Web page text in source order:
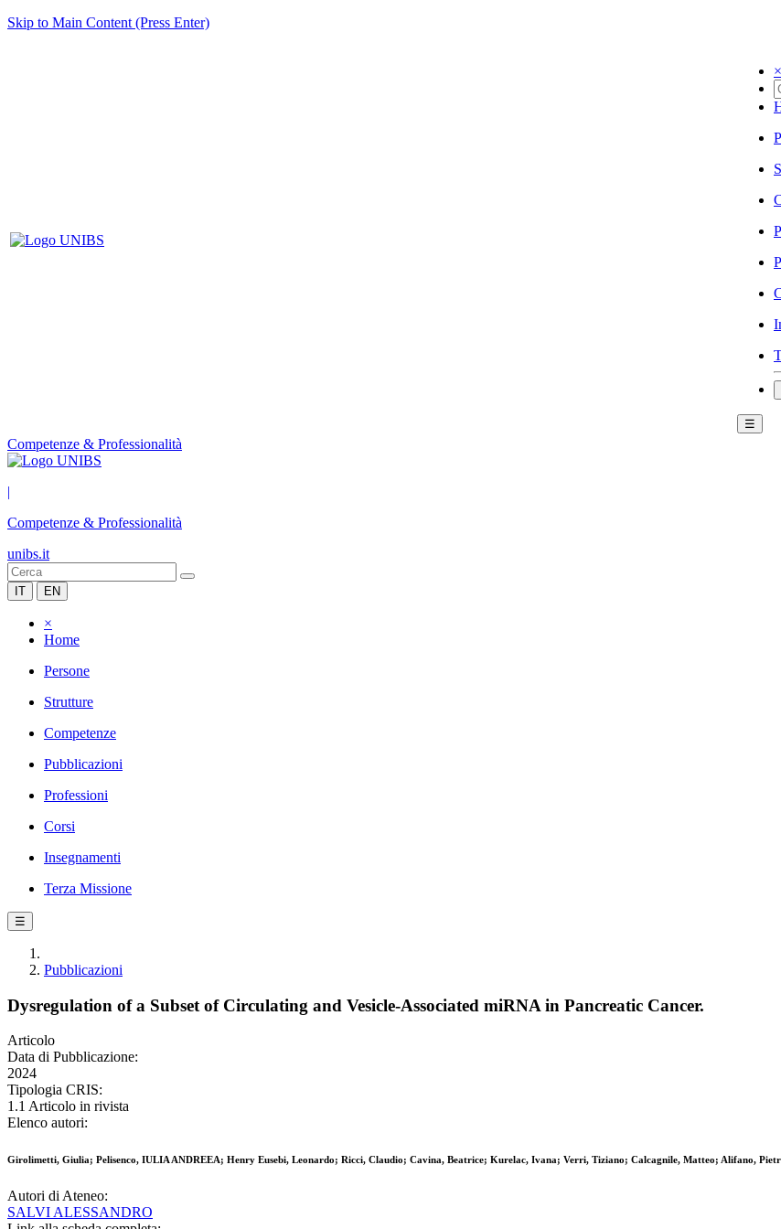
Skip to Main Content (Press Enter)
×
☰
Competenze & Professionalità
|
Competenze & Professionalità
unibs.it
IT EN
×
Home
Persone
Strutture
Competenze
Pubblicazioni
Professioni
Corsi
Insegnamenti
Terza Missione
☰
Pubblicazioni
Dysregulation of a Subset of Circulating and Vesicle-Associated miRNA in Pancreatic Cancer.
Articolo
Data di Pubblicazione:
2024
Tipologia CRIS:
1.1 Articolo in rivista
Elenco autori:
Girolimetti, Giulia; Pelisenco, IULIA ANDREEA; Henry Eusebi, Leonardo; Ricci, Claudio; Cavina, Beatrice; Kurelac, Ivana; Verri, Tiziano; Calcagnile, Matteo; Alifano,
Autori di Ateneo:
SALVI ALESSANDRO